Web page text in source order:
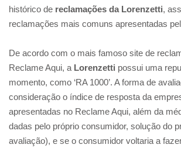
histórico de reclamações da Lorenzetti,
reclamações mais comuns apresentadas
De acordo com o mais famoso site de
Reclame Aqui, a Lorenzetti possui uma
momento, como ‘RA 1000’. A forma de
consideração o índice de resposta da
apresentadas no Reclame Aqui, além da
dadas pelo próprio consumidor, solução do
avaliação), e se o consumidor voltaria a